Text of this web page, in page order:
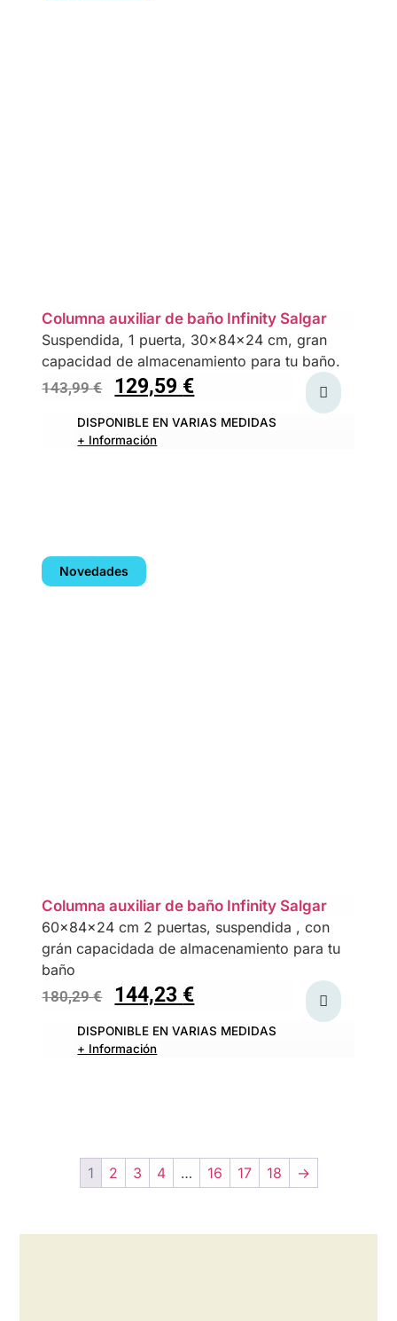
Columna auxiliar de baño Infinity Salgar
Suspendida, 1 puerta, 30x84x24 cm, gran
capacidad de almacenamiento para tu baño.
143,99€ 129,59 €
DISPONIBLE EN VARIAS MEDIDAS
+ Información
Novedades
Columna auxiliar de baño Infinity Salgar
60x84x24 cm 2 puertas, suspendida , con
grán capacidada de almacenamiento para tu
baño
180,29€ 144,23 €
DISPONIBLE EN VARIAS MEDIDAS
+ Información
1 2 3 4 … 16 17 18 →